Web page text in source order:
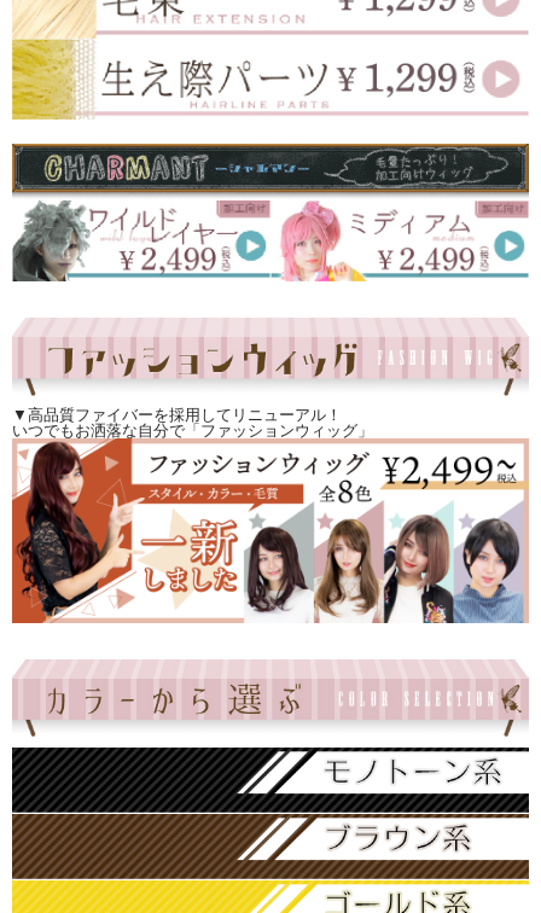
▼高品質ファイバーを採用してリニューアル！
いつでもお洒落な自分で「ファッションウィッグ」